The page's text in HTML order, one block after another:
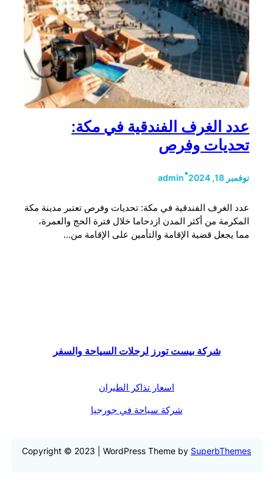
عدد الغرف الفندقية في مكة:
تحديات وفرص
نوفمبر 18, 2024 •
admin
عدد الغرف الفندقية في مكة: تحديات وفرص تعتبر مدينة مكة
المكرمة من أكثر المدن ازدحاما خلال فترة الحج والعمرة،
مما يجعل قضية الإقامة والتأمين على الإقامة من…
شركة بيست تورز لرحلات السياحة والسفر
اسعار تذاكر الطيران
شركة سياحة في جورجيا
Copyright © 2023 | WordPress Theme by SuperbThemes